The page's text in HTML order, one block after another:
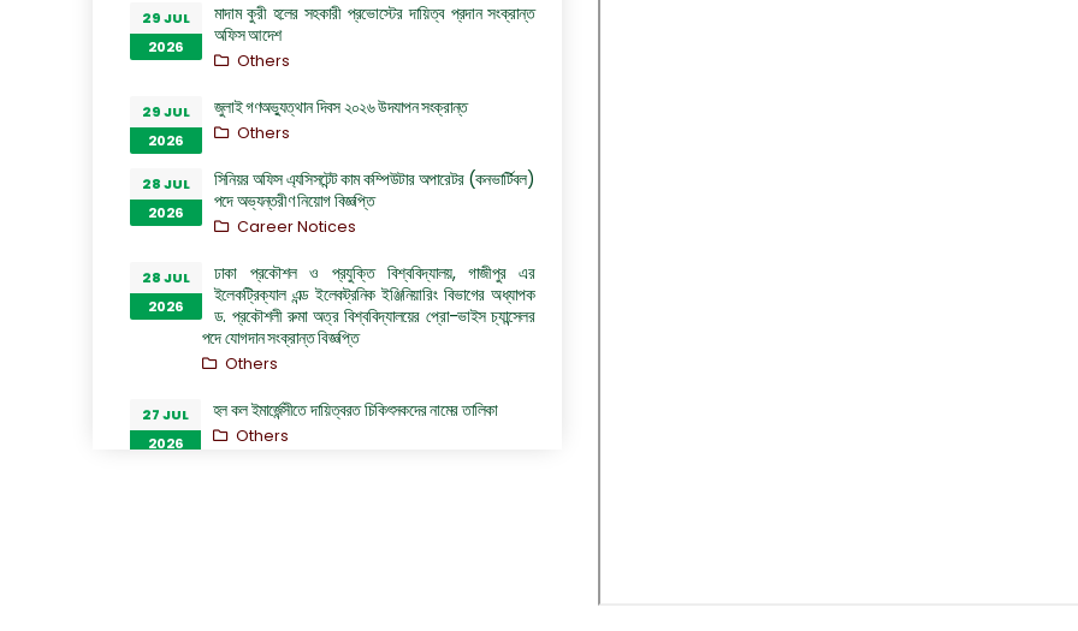
29 JUL
2026
মাদাম কুরী হলের সহকারী প্রভোস্টের দায়িত্ব প্রদান সংক্রান্ত
অফিস আদেশ
Others
29 JUL
2026
জুলাই গণঅভ্যুত্থান দিবস ২০২৬ উদযাপন সংক্রান্ত
Others
28 JUL
2026
সিনিয়র অফিস এ্যসিসটেন্ট কাম কম্পিউটার অপারেটর (কনভার্টিবল)
পদে অভ্যন্তরীণ নিয়োগ বিজ্ঞপ্তি
Career Notices
28 JUL
2026
ঢাকা প্রকৌশল ও প্রযুক্তি বিশ্ববিদ্যালয়, গাজীপুর এর
ইলেকট্রিক্যাল এন্ড ইলেকট্রনিক ইঞ্জিনিয়ারিং বিভাগের অধ্যাপক
ড. প্রকৌশলী রুমা অত্র বিশ্ববিদ্যালয়ের প্রো-ভাইস চ্যান্সেলর
পদে যোগদান সংক্রান্ত বিজ্ঞপ্তি
Others
27 JUL
2026
হল কল ইমার্জেন্সীতে দায়িত্বরত চিকিৎসকদের নামের তালিকা
Others